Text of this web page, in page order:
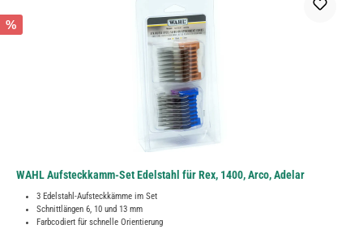
%
WAHL Aufsteckkamm-Set Edelstahl für Rex, 1400, Arco, Adelar
3 Edelstahl-Aufsteckkämme im Set
Schnittlängen 6, 10 und 13 mm
Farbcodiert für schnelle Orientierung